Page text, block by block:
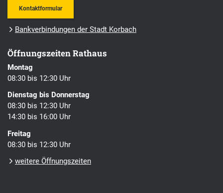
Kontaktformular
Bankverbindungen der Stadt Korbach
Öffnungszeiten Rathaus
Montag
08:30 bis 12:30 Uhr
Dienstag bis Donnerstag
08:30 bis 12:30 Uhr
14:30 bis 16:00 Uhr
Freitag
08:30 bis 12:30 Uhr
weitere Öffnungszeiten